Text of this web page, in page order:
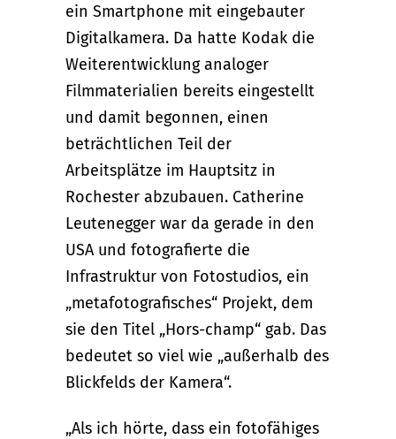
ein Smartphone mit eingebauter
Digitalkamera. Da hatte Kodak die
Weiterentwicklung analoger
Filmmaterialien bereits eingestellt
und damit begonnen, einen
beträchtlichen Teil der
Arbeitsplätze im Hauptsitz in
Rochester abzubauen. Catherine
Leutenegger war da gerade in den
USA und fotografierte die
Infrastruktur von Fotostudios, ein
„metafotografisches“ Projekt, dem
sie den Titel „Hors-champ“ gab. Das
bedeutet so viel wie „außerhalb des
Blickfelds der Kamera“.
„Als ich hörte, dass ein fotofähiges